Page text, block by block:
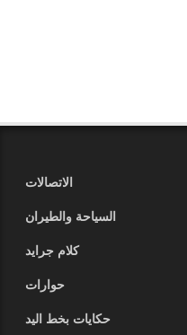
الاتصالات
السياحة والطيران
كلام جرايد
حوارات
حكايات بخط اليد